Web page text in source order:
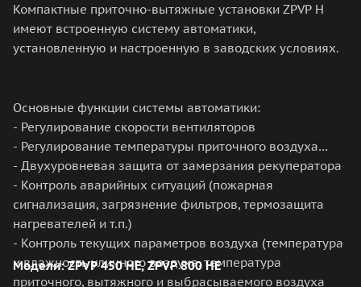
Компактные приточно-вытяжные установки ZPVP H
имеют встроенную систему автоматики,
установленную и настроенную в заводских условиях.
Основные функции системы автоматики:
- Регулирование скорости вентиляторов
- Регулирование температуры приточного воздуха
- Двухуровневая защита от замерзания рекуператора
- Контроль аварийных ситуаций (пожарная
сигнализация, загрязнение фильтров, термозащита
нагревателей и т.п.)
- Контроль текущих параметров воздуха (температура
и влажность уличного воздуха, температура
приточного, вытяжного и выбрасываемого воздуха
Модели: ZPVP 450 HE, ZPVP 800 HE